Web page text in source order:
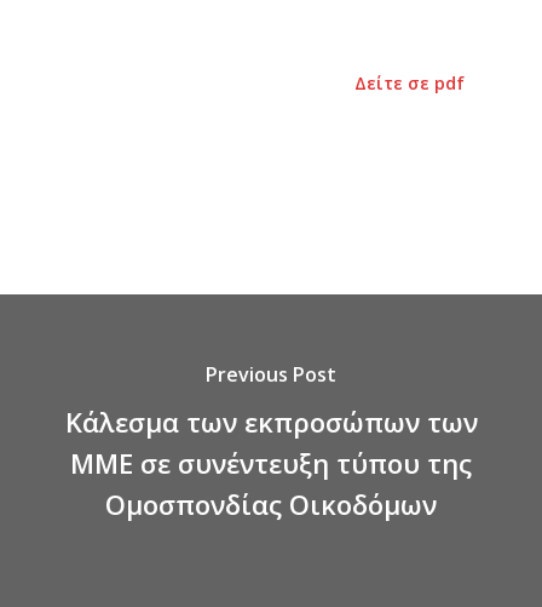
Δείτε σε pdf
Previous Post
Κάλεσμα των εκπροσώπων των
ΜΜΕ σε συνέντευξη τύπου της
Ομοσπονδίας Οικοδόμων